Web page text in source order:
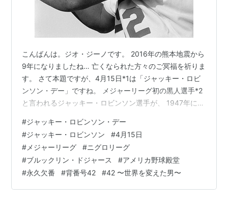
こんばんは。ジオ・ジーノです。 2016年の熊本地震から
9年になりましたね… 亡くなられた方々のご冥福を祈りま
す。 さて本題ですが、4月15日*1は「ジャッキー・ロビ
ンソン・デー」ですね。 メジャーリーグ初の黒人選手*2
と言われるジャッキー・ロビンソン選手が、 1947年にデ
ね。 ジャッキー・ロビンソン（1919-1972）※写真はブ
ルックリン・ドジャース*3時代。 *1:日本時間では本日4
月16日。 *2:ロビンソン以前にも黒人のメジャーリーガー
はおりましたが、デビューがあまりにも鮮烈だったので
ロビンソンが黒人初のメジャーリーガーと言われ…
#ジャッキー・ロビンソン・デー
#ジャッキー・ロビンソン #4月15日
# メジャーリーグ #ニグロリーグ
#ブルックリン・ドジャース #アメリカ野球殿堂
#永久欠番 #背番号42 #42 〜世界を変えた男〜